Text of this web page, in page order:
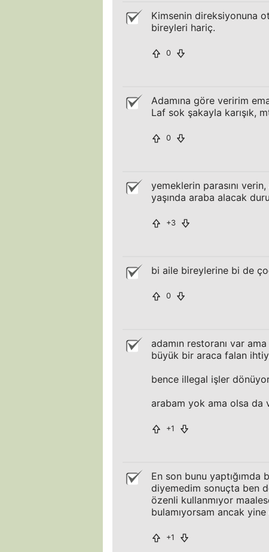
Kimsenin direksiyonuna
bireyleri hariç.
0
Adamına göre veririm
Laf sok şakayla karışık,
0
yemeklerin parasını
yaşında araba alacak
+3
bi aile bireylerine bi de
0
adamın restoranı var
büyük bir araca falan
bence illegal işler
arabam yok ama olsa da
+1
En son bunu yaptığımda
diyemedim sonuçta ben
özenli kullanmıyor
bulamıyorsam ancak yine
+1